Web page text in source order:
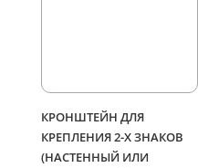
КРОНШТЕЙН ДЛЯ
КРЕПЛЕНИЯ 2-Х ЗНАКОВ
(НАСТЕННЫЙ ИЛИ